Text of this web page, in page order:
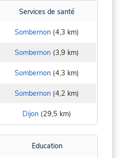
Services de santé
Sombernon (4,3 km)
Sombernon (3,9 km)
Sombernon (4,3 km)
Sombernon (4,2 km)
Dijon (29,5 km)
Education